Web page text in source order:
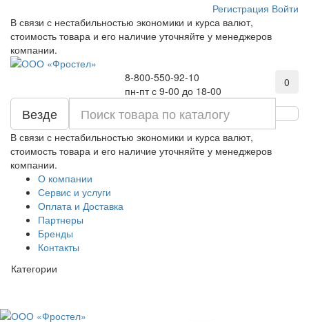
Регистрация Войти
В связи с нестабильностью экономики и курса валют,
стоимость товара и его наличие уточняйте у менеджеров
компании.
8-800-550-92-10
пн-пт с 9-00 до 18-00
0
Везде
В связи с нестабильностью экономики и курса валют,
стоимость товара и его наличие уточняйте у менеджеров
компании.
О компании
Сервис и услуги
Оплата и Доставка
Партнеры
Бренды
Контакты
Категории